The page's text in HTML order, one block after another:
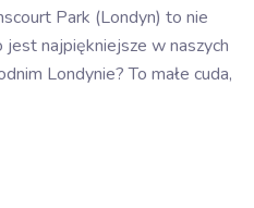
Park (Londyn) to nie
najpiękniejsze w naszych
Londynie? To małe cuda,